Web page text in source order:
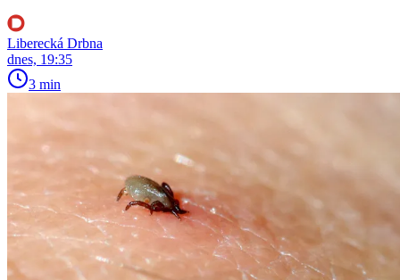
Liberecká Drbna
dnes, 19:35
3 min